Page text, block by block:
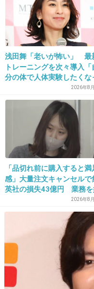
10. 匿名 2015/05/14(木) 22:44:01
元旦那を一番傷つ
かー？
言葉じゃなくても
態度や行動で傷つ
12. 匿名2015/05/14(木) 22:44:41
あなたは言葉の刃
たと思うんだけど･･
13. 匿名 2015/05/14(木) 22:44:43
浅田舞「老いが怖い」 最
トレーニングを次々導入「
分の体で人体実験したくな
2026年8
「品切れ前に購入すると満
感」大量注文キャンセルで
英社の損失43億円 業務
害した疑いで32歳女を逮捕
2026年8